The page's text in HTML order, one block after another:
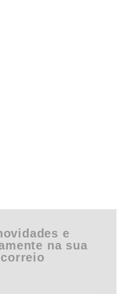
e
na sua